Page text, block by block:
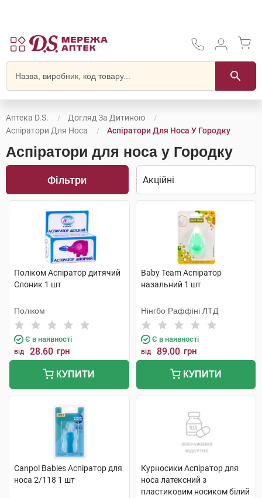
Аптека D.S.
Догляд За Дитиною
Аспіратори Для Носа
Аспіратори Для Носа У Городку
Аспіратори для носа у Городку
Фільтри
Поліком Аспіратор дитячий
Слоник 1 шт
Поліком
Є в наявності
від 28.60 грн
КУПИТИ
Baby Team Аспіратор
назальний 1 шт
Нінгбо Раффіні ЛТД
Є в наявності
від 89.00 грн
КУПИТИ
Canpol Babies Аспіратор для
носа 2/118 1 шт
Курносики Аспіратор для
носа латексний з
пластиковим носиком білий